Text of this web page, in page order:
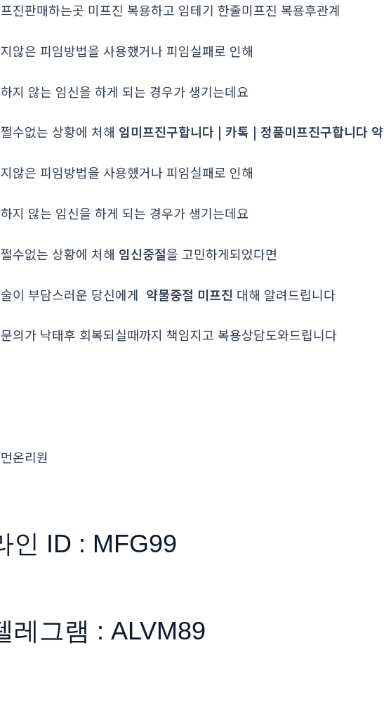
진판매하는곳 미프진 복용하고 임테기 한줄미­프진 복용후관계
않은 피임방법을 사용했거나 피임실패로 인해
지 않는 임신을 하게 되는 경우가 생기는데요
수없는 상황에 처해 임미프진구합니다 | 카톡 | 정품미프진구합니다
않은 피임방법을 사용했거나 피임실패로 인해
지 않는 임신을 하게 되는 경우가 생기는데요
수없는 상황에 처해 임신중절을 고민하게되었다면
이 부담스러운 당신에게 약물중절 미프진 대해 알려드립니다
의가 낙태후 회복되실때까지 책임지고 복용상담도와드립니다
온리원
인 ID : MFG99
레그램 : ALVM89